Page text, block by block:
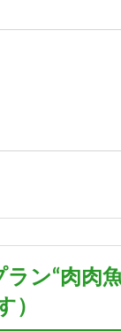
ン“肉肉
）